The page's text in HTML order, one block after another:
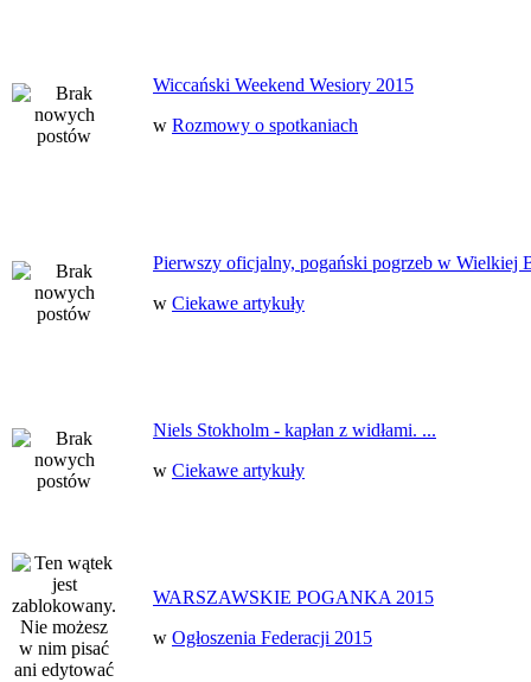
Wiccański Weekend Wesiory 2015
w Rozmowy o spotkaniach
Pierwszy oficjalny, pogański pogrzeb w Wielkiej
w Ciekawe artykuły
Niels Stokholm - kapłan z widłami. ...
w Ciekawe artykuły
WARSZAWSKIE POGANKA 2015
w Ogłoszenia Federacji 2015